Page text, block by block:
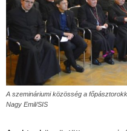
A szemináriumi közösség a
Nagy Emil/SIS